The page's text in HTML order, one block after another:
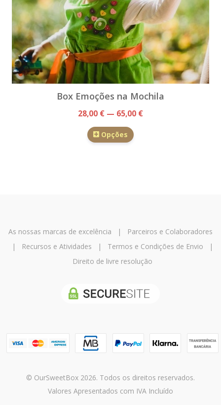
Box Emoções na Mochila
28,00 € — 65,00 €
Opções
As nossas marcas de excelência |
Parceiros e Colaboradores
|
Recursos e Atividades | Termos e Condições de Envio |
Direito de livre resolução
© OurSweetBox 2026. Todos os direitos reservados.
Valores Apresentados com IVA Incluído